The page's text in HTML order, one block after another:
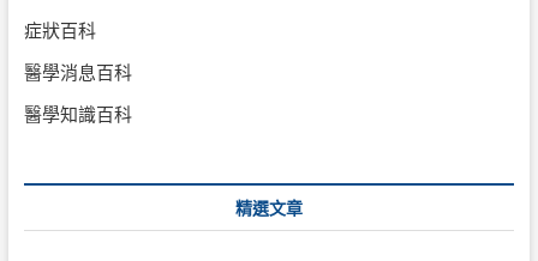
症狀百科
醫學消息百科
醫學知識百科
精選文章